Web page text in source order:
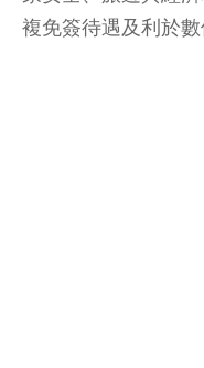
複免簽待遇及利於數